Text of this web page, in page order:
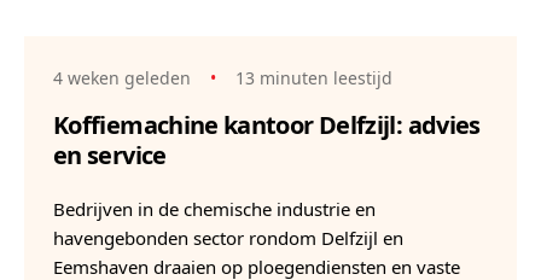
4 weken geleden • 13 minuten leestijd
Koffiemachine kantoor Delfzijl: advies
en service
Bedrijven in de chemische industrie en
havengebonden sector rondom Delfzijl en
Eemshaven draaien op ploegendiensten en vaste